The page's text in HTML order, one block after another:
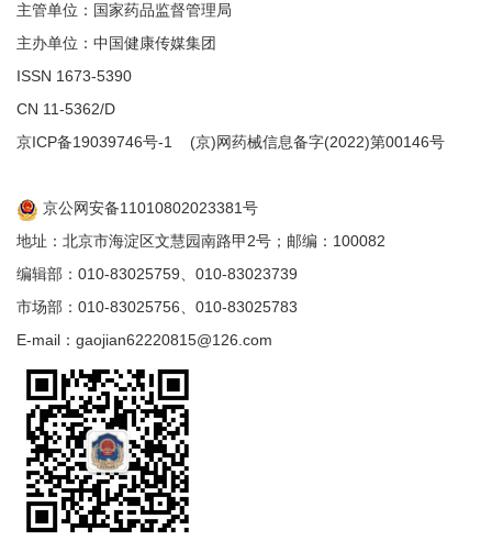
主管单位：国家药品监督管理局
主办单位：中国健康传媒集团
ISSN 1673-5390
CN 11-5362/D
京ICP备19039746号-1 (京)网药械信息备字(2022)第00146号
京公网安备11010802023381号
地址：北京市海淀区文慧园南路甲2号；邮编：100082
编辑部：010-83025759、010-83023739
市场部：010-83025756、010-83025783
E-mail：gaojian62220815@126.com